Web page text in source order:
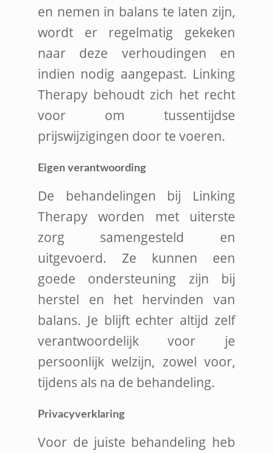
en nemen in balans te laten zijn,
wordt er regelmatig gekeken
naar deze verhoudingen en
indien nodig aangepast. Linking
Therapy behoudt zich het recht
voor om tussentijdse
prijswijzigingen door te voeren.
Eigen verantwoording
De behandelingen bij Linking
Therapy worden met uiterste
zorg samengesteld en
uitgevoerd. Ze kunnen een
goede ondersteuning zijn bij
herstel en het hervinden van
balans. Je blijft echter altijd zelf
verantwoordelijk voor je
persoonlijk welzijn, zowel voor,
tijdens als na de behandeling.
Privacyverklaring
Voor de juiste behandeling heb